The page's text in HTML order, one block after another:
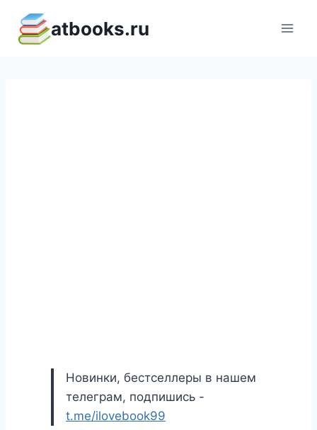
содержимому
atbooks.ru
Новинки, бестселлеры в нашем
телеграм, подпишись -
t.me/ilovebook99